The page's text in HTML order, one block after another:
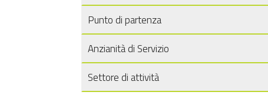
Punto di partenza
Anzianità di Servizio
Settore di attività